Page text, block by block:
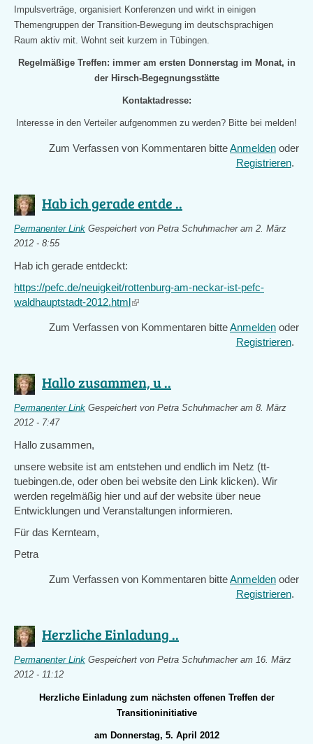
Impulsverträge, organisiert Konferenzen und wirkt in einigen
Themengruppen der Transition-Bewegung im deutschsprachigen
Raum aktiv mit. Wohnt seit kurzem in Tübingen.
Regelmäßige Treffen: immer am ersten Donnerstag im Monat, in
der Hirsch-Begegnungsstätte
Kontaktadresse:
Interesse in den Verteiler aufgenommen zu werden? Bitte bei melden!
Zum Verfassen von Kommentaren bitteAnmelden oder
Registrieren.
Hab ich gerade entde ..
Permanenter Link Gespeichert von Petra Schuhmacheram 2. März
2012 - 8:55
Hab ich gerade entdeckt:
https://pefc.de/neuigkeit/rottenburg-am-neckar-ist-pefc-
waldhauptstadt-2012.html(link
external)
Zum Verfassen von Kommentaren bitteAnmelden oder
Registrieren.
Hallo zusammen, u ..
Permanenter Link Gespeichert von Petra Schuhmacheram 8. März
2012 - 7:47
Hallo zusammen,
unsere website ist am entstehen und endlich im Netz (tt-
tuebingen.de, oder oben bei website den Link klicken). Wir
werden regelmäßig hier und auf der website über neue
Entwicklungen und Veranstaltungen informieren.
Für das Kernteam,
Petra
Zum Verfassen von Kommentaren bitteAnmelden oder
Registrieren.
Herzliche Einladung ..
Permanenter Link Gespeichert von Petra Schuhmacheram 16. März
2012 - 11:12
Herzliche Einladung zum nächsten offenen Treffen der
Transitioninitiative
am Donnerstag, 5. April 2012